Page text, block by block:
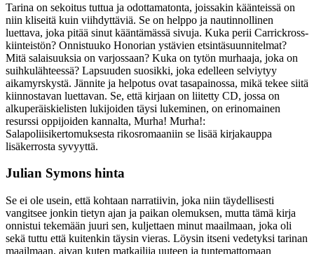
Tarina on sekoitus tuttua ja odottamatonta, joissakin käänteissä on
niin kliseitä kuin viihdyttäviä. Se on helppo ja nautinnollinen
luettava, joka pitää sinut kääntämässä sivuja. Kuka perii Carrickross-
kiinteistön? Onnistuuko Honorian ystävien etsintäsuunnitelmat?
Mitä salaisuuksia on varjossaan? Kuka on tytön murhaaja, joka on
suihkulähteessä? Lapsuuden suosikki, joka edelleen selviytyy
aikamyrskystä. Jännite ja helpotus ovat tasapainossa, mikä tekee siitä
kiinnostavan luettavan. Se, että kirjaan on liitetty CD, jossa on
alkuperäiskielisten lukijoiden täysi lukeminen, on erinomainen
resurssi oppijoiden kannalta, Murha! Murha!:
Salapoliisikertomuksesta rikosromaaniin se lisää kirjakauppa
lisäkerrosta syvyyttä.
Julian Symons hinta
Se ei ole usein, että kohtaan narratiivin, joka niin täydellisesti
vangitsee jonkin tietyn ajan ja paikan olemuksen, mutta tämä kirja
onnistui tekemään juuri sen, kuljettaen minut maailmaan, joka oli
sekä tuttu että kuitenkin täysin vieras. Löysin itseni vedetyksi tarinan
maailmaan, aivan kuten matkailija uuteen ja tuntemattomaan